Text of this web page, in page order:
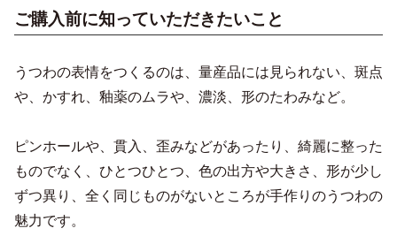
ご購入前に知っていただきたいこと
うつわの表情をつくるのは、量産品には見られない、斑点
や、かすれ、釉薬のムラや、濃淡、形のたわみなど。
ピンホールや、貫入、歪みなどがあったり、綺麗に整った
ものでなく、ひとつひとつ、色の出方や大きさ、形が少し
ずつ異り、全く同じものがないところが手作りのうつわの
魅力です。